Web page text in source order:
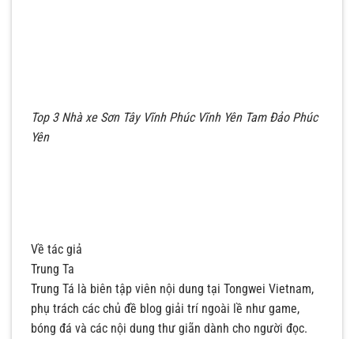
Top 3 Nhà xe Sơn Tây Vĩnh Phúc Vĩnh Yên Tam Đảo Phúc
Yên
Về tác giả
Trung Ta
Trung Tá là biên tập viên nội dung tại Tongwei Vietnam,
phụ trách các chủ đề blog giải trí ngoài lề như game,
bóng đá và các nội dung thư giãn dành cho người đọc.